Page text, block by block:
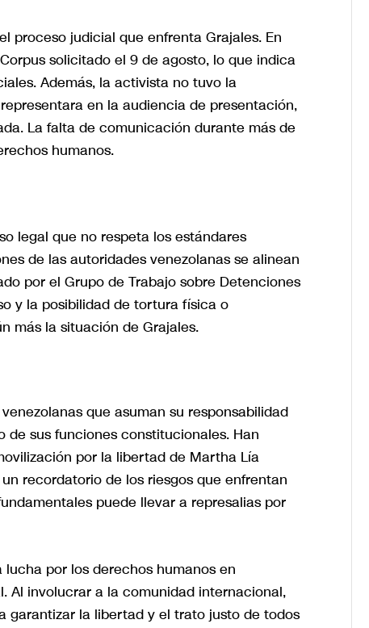
proceso judicial que enfrenta Grajales. En
solicitado el 9 de agosto, lo que indica
Además, la activista no tuvo la
en la audiencia de presentación,
La falta de comunicación durante más de
humanos.
legal que no respeta los estándares
de las autoridades venezolanas se alinean
por el Grupo de Trabajo sobre Detenciones
y la posibilidad de tortura física o
más la situación de Grajales.
que asuman su responsabilidad
sus funciones constitucionales. Han
por la libertad de Martha Lía
recordatorio de los riesgos que enfrentan
puede llevar a represalias por
por los derechos humanos en
Al involucrar a la comunidad internacional,
garantizar la libertad y el trato justo de todos